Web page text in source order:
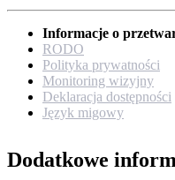
Informacje o
RODO
Polityka prywatności
Monitoring wizyjny
Deklaracja dostępności
Język migowy
Dodatkowe